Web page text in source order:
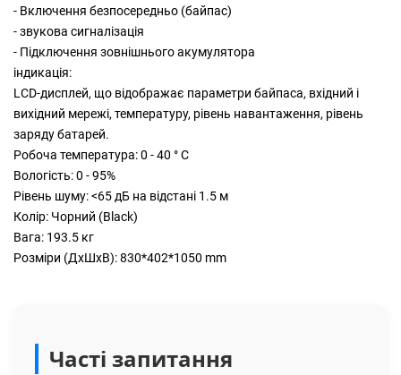
- Включення безпосередньо (байпас)
- звукова сигналізація
- Підключення зовнішнього акумулятора
індикація:
LCD-дисплей, що відображає параметри байпаса, вхідний і
вихідний мережі, температуру, рівень навантаження, рівень
заряду батарей.
Робоча температура: 0 - 40 ° С
Вологість: 0 - 95%
Рівень шуму: <65 дБ на відстані 1.5 м
Колір: Чорний (Black)
Вага: 193.5 кг
Розміри (ДxШxВ): 830*402*1050 mm
Часті запитання